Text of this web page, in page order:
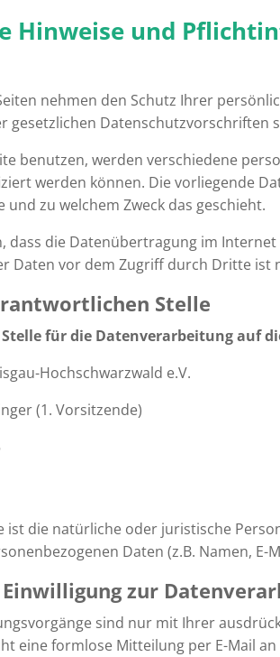
Hinweise und
nehmen den Schutz Ihrer
gesetzlichen Datenschutzvorschriften
benutzen, werden verschiedene
werden können. Die vorliegende
und zu welchem Zweck das geschieht.
dass die Datenübertragung im
Daten vor dem Zugriff durch Dritte ist
Stelle
für die Datenverarbeitung auf
Hochschwarzwald e.V.
(1. Vorsitzende)
ist die natürliche oder juristische
Daten (z.B. Namen, E-
zur
sind nur mit Ihrer
eine formlose Mitteilung per E-Mail